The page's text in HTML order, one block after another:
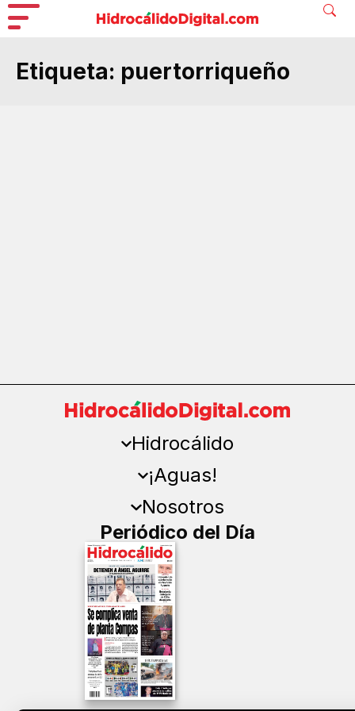
Etiqueta: puertorriqueño
Hidrocálido
¡Aguas!
Nosotros
Periódico del Día